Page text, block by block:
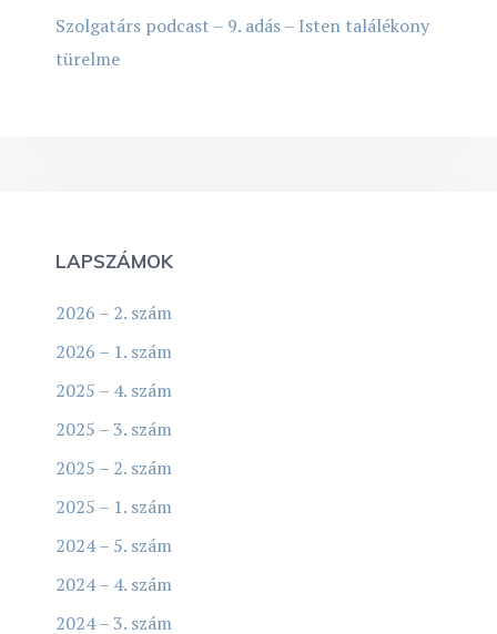
Szolgatárs podcast – 9. adás – Isten találékony
türelme
LAPSZÁMOK
2026 – 2. szám
2026 – 1. szám
2025 – 4. szám
2025 – 3. szám
2025 – 2. szám
2025 – 1. szám
2024 – 5. szám
2024 – 4. szám
2024 – 3. szám